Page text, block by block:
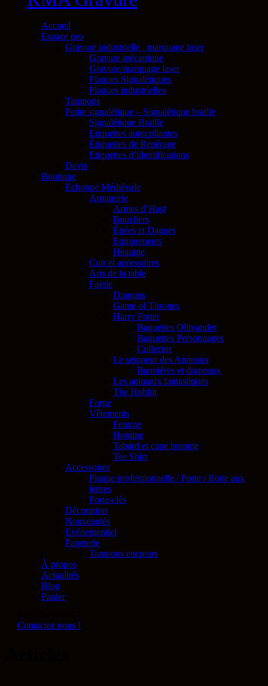
Accueil
Espace pro
Gravure industrielle , marquage laser
Gravure mécanique
Gravure/marquage laser
Plaques Signalétiques
Plaques industrielles
Tampons
Petite signalétique – Signalétique braille
Signalétique Braille
Etiquettes autocollantes
Étiquettes de Repérage
Etiquettes d’identifications
Devis
Boutique
Échoppe Médiévale
Armurerie
Armes d’Hast
Boucliers
Épées et Dagues
Equipements
Heaume
Cuir et accessoires
Arts de la table
Faërie
Dragons
Game of Thrones
Harry Potter
Baguettes Ollivander
Baguettes Personnages
Collector
Le seigneur des Anneaux
Bannières et drapeaux
Les animaux fantastiques
The Hobbit
Forge
Vêtements
Femme
Homme
Tabard et cape homme
Tee Shirt
Accessoires
Plaque professionnelle / Porte / Boite aux
lettres
Porte-clés
Décoration
Nouveautés
Evénementiel
Papeterie
Tampons encreurs
À propos
Actualités
Blog
Panier
Contactez nous !